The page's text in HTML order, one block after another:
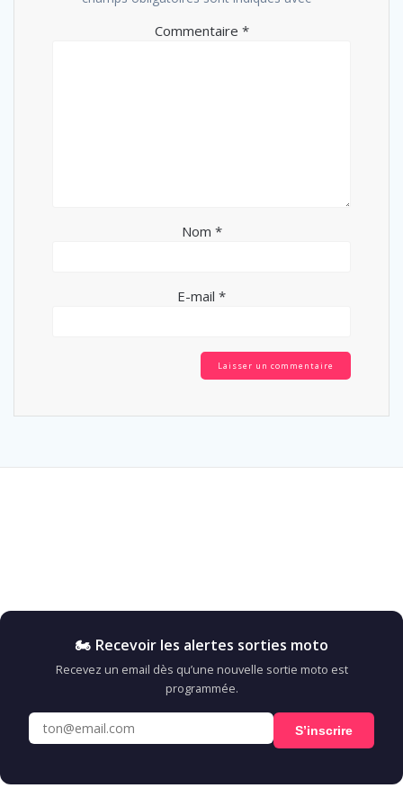
Commentaire *
Nom *
E-mail *
🏍️ Recevoir les alertes sorties moto
Recevez un email dès qu’une nouvelle sortie moto est
programmée.
S’inscrire